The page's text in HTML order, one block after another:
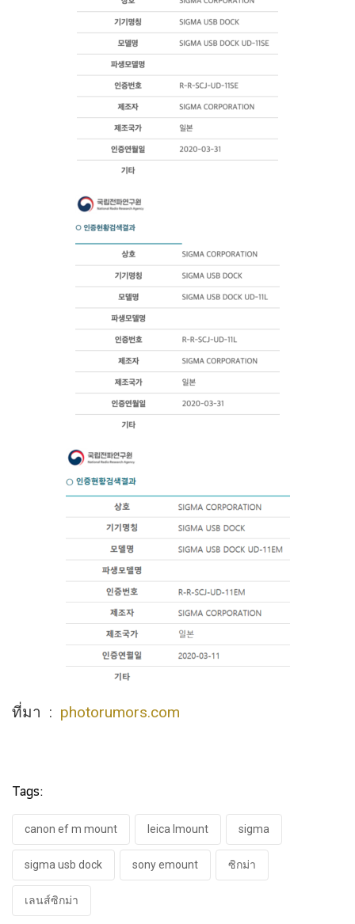
ที่มา : photorumors.com
Tags:
canon ef m mount leica lmount sigma
sigma usb dock sony emount ซิกม่า
เลนส์ซิกม่า